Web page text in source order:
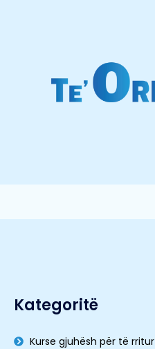
Kategoritë
Kurse gjuhësh për të rritur